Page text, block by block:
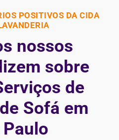
POSITIVOS DA CIDA
nossos
sobre
de
Sofá em